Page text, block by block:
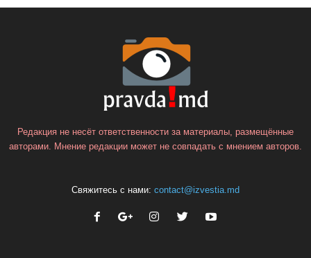
Редакция не несёт ответственности за материалы, размещённые
авторами. Мнение редакции может не совпадать с мнением авторов.
Свяжитесь с нами: contact@izvestia.md